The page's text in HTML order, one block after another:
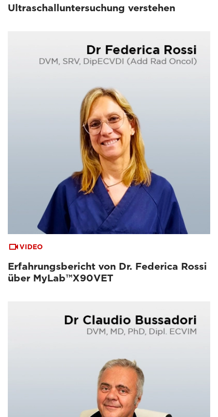
Ultraschalluntersuchung verstehen
VIDEO
Erfahrungsbericht von Dr. Federica Rossi
über MyLab™X90VET